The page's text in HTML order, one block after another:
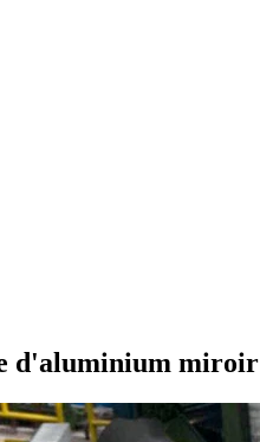
d'aluminium miroir